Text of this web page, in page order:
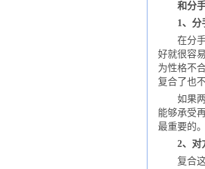
和分
1、分
在分手
好就很容
为性格不
复合了也
如果两
能够承受
最重要的。
2、对
复合这